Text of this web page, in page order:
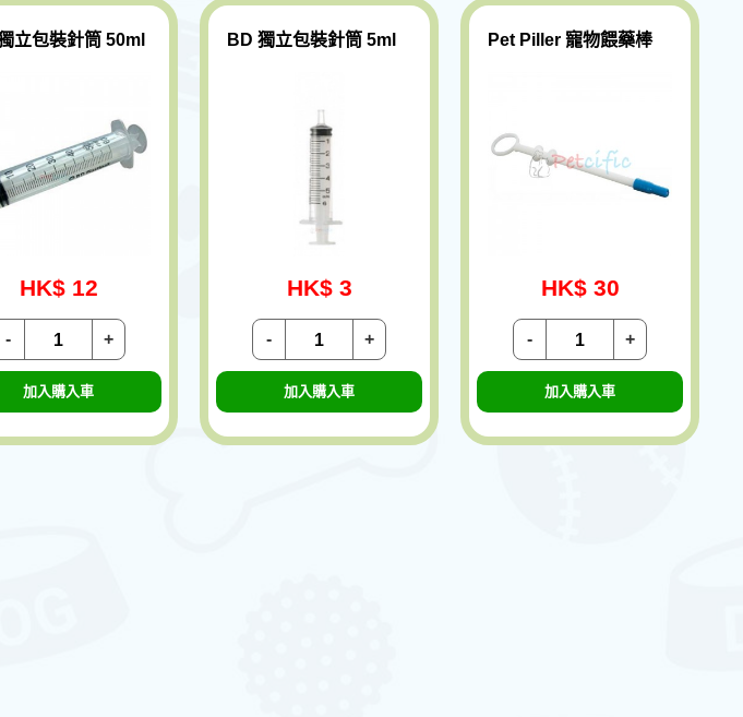
立包裝針筒 50ml
HK$ 12
+
-
加入購入車
BD 獨立包裝針筒 5ml
HK$ 3
+
-
加入購入車
Pet Piller 寵物餵藥棒
HK$ 30
+
-
加入購入車